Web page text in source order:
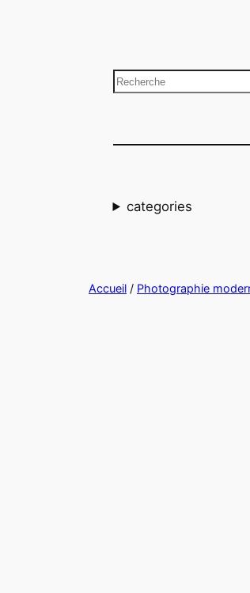
Recherche
categories
Accueil / Photographie